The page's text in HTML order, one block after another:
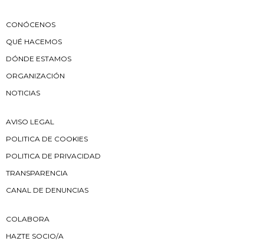
CONÓCENOS
QUÉ HACEMOS
DÓNDE ESTAMOS
ORGANIZACIÓN
NOTICIAS
AVISO LEGAL
POLITICA DE COOKIES
POLITICA DE PRIVACIDAD
TRANSPARENCIA
CANAL DE DENUNCIAS
COLABORA
HAZTE SOCIO/A